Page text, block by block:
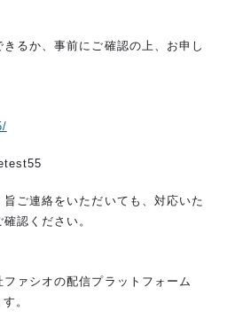
るか、事前にご確認の上、お申し
ご連絡をいただいても、対応いた
認ください。
ァシオの配信プラットフォーム
。